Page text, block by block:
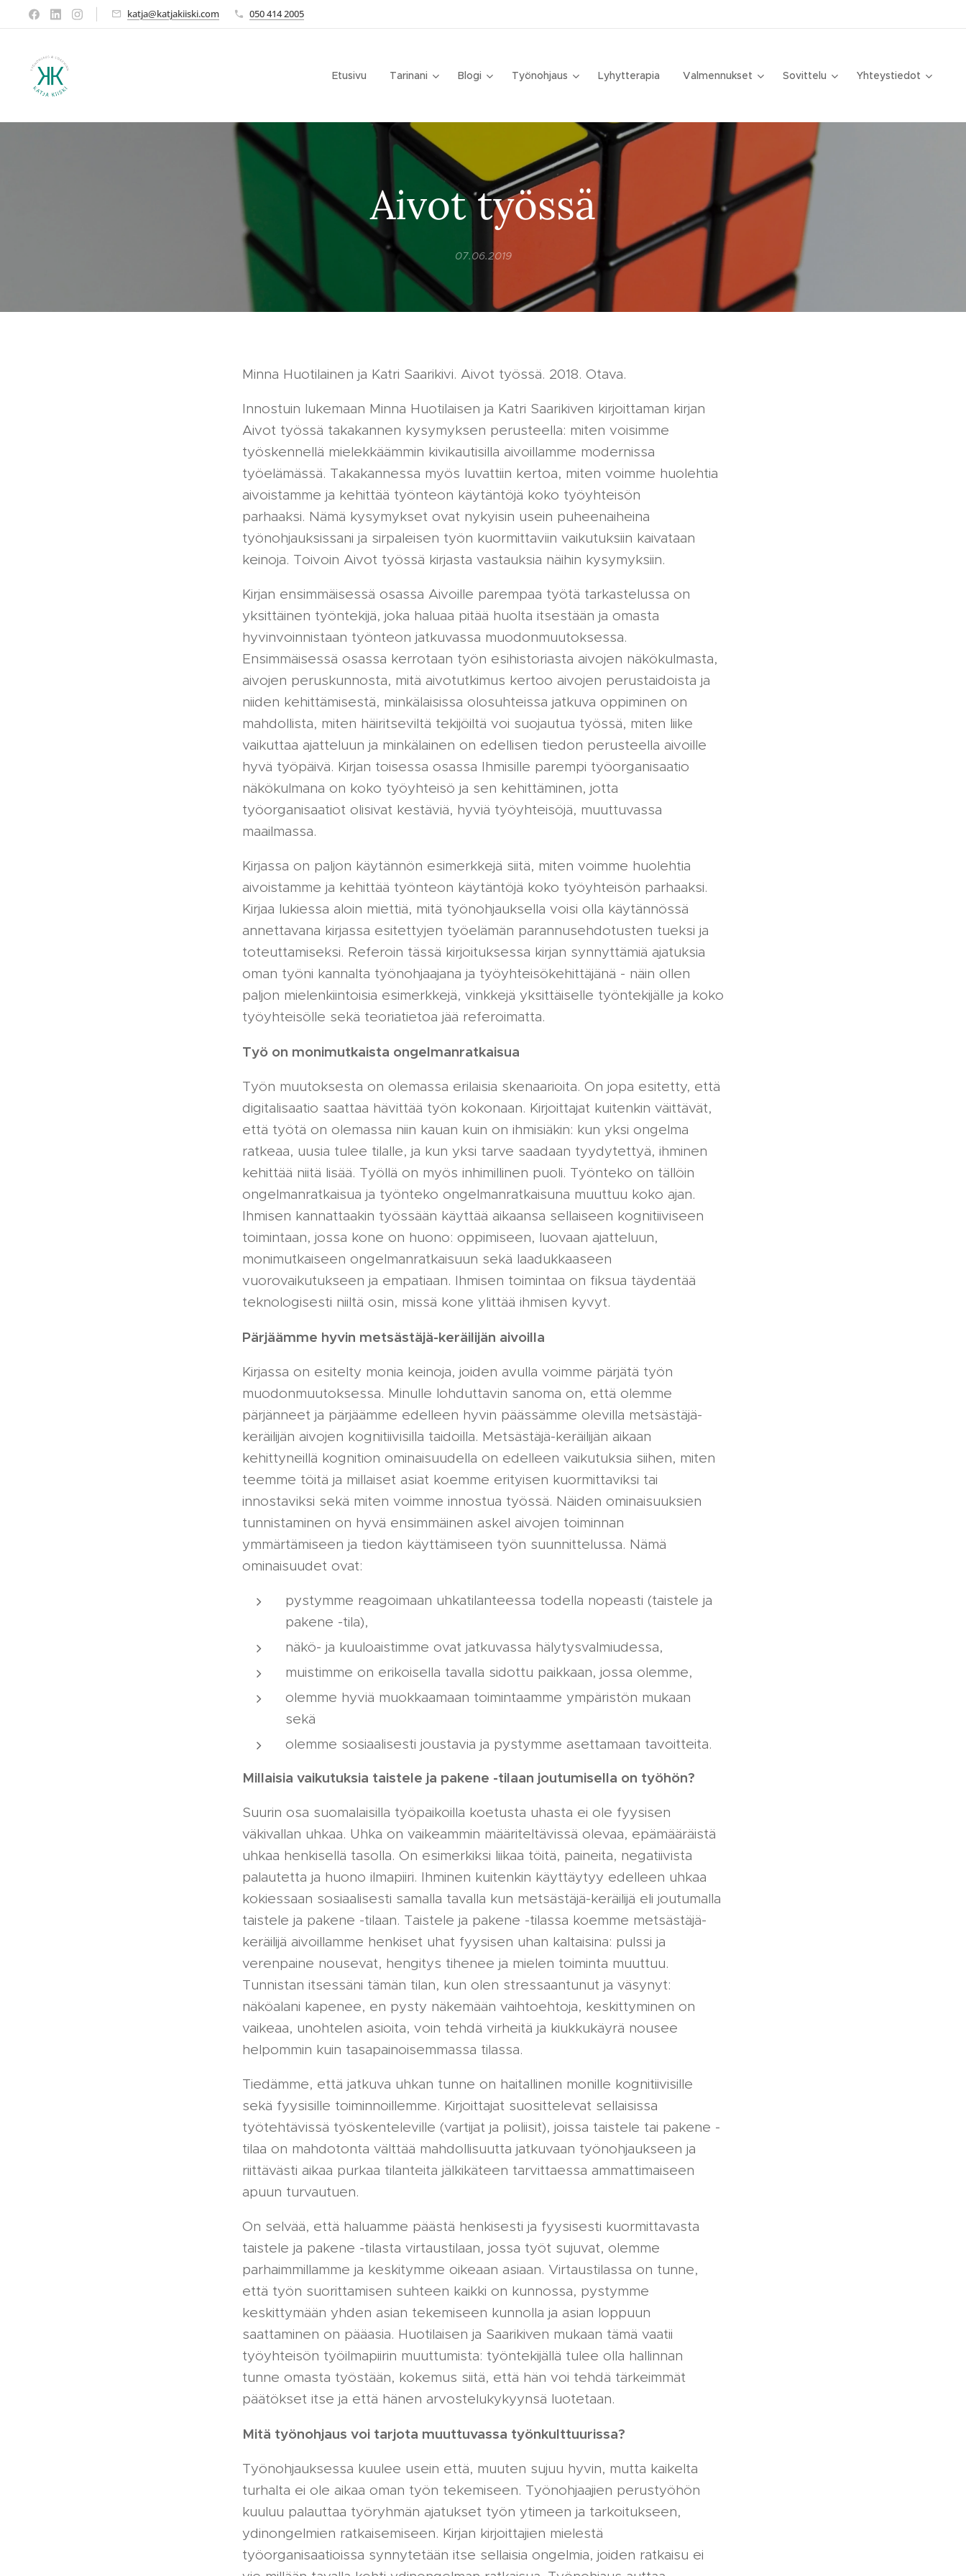
katja@katjakiiski.com 050 414 2005
Etusivu Tarinani Blogi Työnohjaus Lyhytterapia Valmennukset Sovittelu Yhteystiedot
Aivot työssä
07.06.2019
Minna Huotilainen ja Katri Saarikivi. Aivot työssä. 2018. Otava.
Innostuin lukemaan Minna Huotilaisen ja Katri Saarikiven kirjoittaman kirjan
Aivot työssä takakannen kysymyksen perusteella: miten voisimme
työskennellä mielekkäämmin kivikautisilla aivoillamme modernissa
työelämässä. Takakannessa myös luvattiin kertoa, miten voimme huolehtia
aivoistamme ja kehittää työnteon käytäntöjä koko työyhteisön
parhaaksi. Nämä kysymykset ovat nykyisin usein puheenaiheina
työnohjauksissani ja sirpaleisen työn kuormittaviin vaikutuksiin kaivataan
keinoja. Toivoin Aivot työssä kirjasta vastauksia näihin kysymyksiin.
Kirjan ensimmäisessä osassa Aivoille parempaa työtä tarkastelussa on
yksittäinen työntekijä, joka haluaa pitää huolta itsestään ja omasta
hyvinvoinnistaan työnteon jatkuvassa muodonmuutoksessa.
Ensimmäisessä osassa kerrotaan työn esihistoriasta aivojen näkökulmasta,
aivojen peruskunnosta, mitä aivotutkimus kertoo aivojen perustaidoista ja
niiden kehittämisestä, minkälaisissa olosuhteissa jatkuva oppiminen on
mahdollista, miten häiritseviltä tekijöiltä voi suojautua työssä, miten liike
vaikuttaa ajatteluun ja minkälainen on edellisen tiedon perusteella aivoille
hyvä työpäivä. Kirjan toisessa osassa Ihmisille parempi työorganisaatio
näkökulmana on koko työyhteisö ja sen kehittäminen, jotta
työorganisaatiot olisivat kestäviä, hyviä työyhteisöjä, muuttuvassa
maailmassa.
Kirjassa on paljon käytännön esimerkkejä siitä, miten voimme huolehtia
aivoistamme ja kehittää työnteon käytäntöjä koko työyhteisön parhaaksi.
Kirjaa lukiessa aloin miettiä, mitä työnohjauksella voisi olla käytännössä
annettavana kirjassa esitettyjen työelämän parannusehdotusten tueksi ja
toteuttamiseksi. Referoin tässä kirjoituksessa kirjan synnyttämiä ajatuksia
oman työni kannalta työnohjaajana ja työyhteisökehittäjänä - näin ollen
paljon mielenkiintoisia esimerkkejä, vinkkejä yksittäiselle työntekijälle ja koko
työyhteisölle sekä teoriatietoa jää referoimatta.
Työ on monimutkaista ongelmanratkaisua
Työn muutoksesta on olemassa erilaisia skenaarioita. On jopa esitetty, että
digitalisaatio saattaa hävittää työn kokonaan. Kirjoittajat kuitenkin väittävät,
että työtä on olemassa niin kauan kuin on ihmisiäkin: kun yksi ongelma
ratkeaa, uusia tulee tilalle, ja kun yksi tarve saadaan tyydytettyä, ihminen
kehittää niitä lisää. Työllä on myös inhimillinen puoli. Työnteko on tällöin
ongelmanratkaisua ja työnteko ongelmanratkaisuna muuttuu koko ajan.
Ihmisen kannattaakin työssään käyttää aikaansa sellaiseen kognitiiviseen
toimintaan, jossa kone on huono: oppimiseen, luovaan ajatteluun,
monimutkaiseen ongelmanratkaisuun sekä laadukkaaseen
vuorovaikutukseen ja empatiaan. Ihmisen toimintaa on fiksua täydentää
teknologisesti niiltä osin, missä kone ylittää ihmisen kyvyt.
Pärjäämme hyvin metsästäjä-keräilijän aivoilla
Kirjassa on esitelty monia keinoja, joiden avulla voimme pärjätä työn
muodonmuutoksessa. Minulle lohduttavin sanoma on, että olemme
pärjänneet ja pärjäämme edelleen hyvin päässämme olevilla metsästäjä-
keräilijän aivojen kognitiivisilla taidoilla. Metsästäjä-keräilijän aikaan
kehittyneillä kognition ominaisuudella on edelleen vaikutuksia siihen, miten
teemme töitä ja millaiset asiat koemme erityisen kuormittaviksi tai
innostaviksi sekä miten voimme innostua työssä. Näiden ominaisuuksien
tunnistaminen on hyvä ensimmäinen askel aivojen toiminnan
ymmärtämiseen ja tiedon käyttämiseen työn suunnittelussa. Nämä
ominaisuudet ovat:
pystymme reagoimaan uhkatilanteessa todella nopeasti (taistele ja
pakene -tila),
näkö- ja kuuloaistimme ovat jatkuvassa hälytysvalmiudessa,
muistimme on erikoisella tavalla sidottu paikkaan, jossa olemme,
olemme hyviä muokkaamaan toimintaamme ympäristön mukaan
sekä
olemme sosiaalisesti joustavia ja pystymme asettamaan tavoitteita.
Millaisia vaikutuksia taistele ja pakene -tilaan joutumisella on työhön?
Suurin osa suomalaisilla työpaikoilla koetusta uhasta ei ole fyysisen
väkivallan uhkaa. Uhka on vaikeammin määriteltävissä olevaa, epämääräistä
uhkaa henkisellä tasolla. On esimerkiksi liikaa töitä, paineita, negatiivista
palautetta ja huono ilmapiiri. Ihminen kuitenkin käyttäytyy edelleen uhkaa
kokiessaan sosiaalisesti samalla tavalla kun metsästäjä-keräilijä eli joutumalla
taistele ja pakene -tilaan. Taistele ja pakene -tilassa koemme metsästäjä-
keräilijä aivoillamme henkiset uhat fyysisen uhan kaltaisina: pulssi ja
verenpaine nousevat, hengitys tihenee ja mielen toiminta muuttuu.
Tunnistan itsessäni tämän tilan, kun olen stressaantunut ja väsynyt:
näköalani kapenee, en pysty näkemään vaihtoehtoja, keskittyminen on
vaikeaa, unohtelen asioita, voin tehdä virheitä ja kiukkukäyrä nousee
helpommin kuin tasapainoisemmassa tilassa.
Tiedämme, että jatkuva uhkan tunne on haitallinen monille kognitiivisille
sekä fyysisille toiminnoillemme. Kirjoittajat suosittelevat sellaisissa
työtehtävissä työskenteleville (vartijat ja poliisit), joissa taistele tai pakene -
tilaa on mahdotonta välttää mahdollisuutta jatkuvaan työnohjaukseen ja
riittävästi aikaa purkaa tilanteita jälkikäteen tarvittaessa ammattimaiseen
apuun turvautuen.
On selvää, että haluamme päästä henkisesti ja fyysisesti kuormittavasta
taistele ja pakene -tilasta virtaustilaan, jossa työt sujuvat, olemme
parhaimmillamme ja keskitymme oikeaan asiaan. Virtaustilassa on tunne,
että työn suorittamisen suhteen kaikki on kunnossa, pystymme
keskittymään yhden asian tekemiseen kunnolla ja asian loppuun
saattaminen on pääasia. Huotilaisen ja Saarikiven mukaan tämä vaatii
työyhteisön työilmapiirin muuttumista: työntekijällä tulee olla hallinnan
tunne omasta työstään, kokemus siitä, että hän voi tehdä tärkeimmät
päätökset itse ja että hänen arvostelukykyynsä luotetaan.
Mitä työnohjaus voi tarjota muuttuvassa työnkulttuurissa?
Työnohjauksessa kuulee usein että, muuten sujuu hyvin, mutta kaikelta
turhalta ei ole aikaa oman työn tekemiseen. Työnohjaajien perustyöhön
kuuluu palauttaa työryhmän ajatukset työn ytimeen ja tarkoitukseen,
ydinongelmien ratkaisemiseen. Kirjan kirjoittajien mielestä
työorganisaatioissa synnytetään itse sellaisia ongelmia, joiden ratkaisu ei